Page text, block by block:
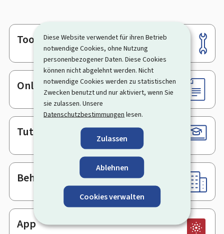
Diese Website verwendet für ihren Betrieb
notwendige Cookies, ohne Nutzung
personenbezogener Daten. Diese Cookies
können nicht abgelehnt werden. Nicht
notwendige Cookies werden zu statistischen
Zwecken benutzt und nur aktiviert, wenn Sie
sie zulassen. Unsere
Datenschutzbestimmungen lesen.
Zulassen
Ablehnen
Cookies verwalten
Footer
Tools
Online-Dienste & Formulare
Tutorials
Behörden & sonstige Stellen
App